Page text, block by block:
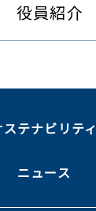
役員紹介
ステナビリティ
ニュース